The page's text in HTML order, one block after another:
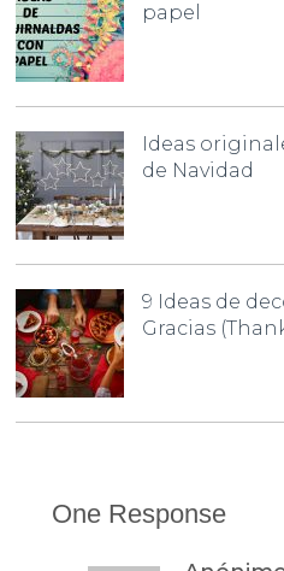
papel
Ideas
de Navidad
9 Ideas de
Gracias
One Response